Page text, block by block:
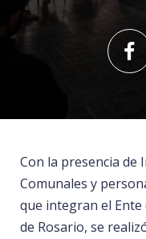
Con la presencia de
Comunales y
que integran el
de Rosario, se